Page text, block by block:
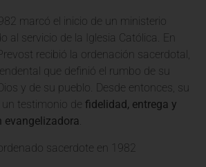
marcó el inicio de un ministerio
al servicio de la Iglesia Católica. En
recibió la ordenación sacerdotal,
que definió el rumbo de su
y de su pueblo. Desde entonces, su
testimonio de fidelidad, entrega y
evangelizadora.